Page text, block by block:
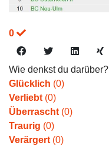
0
Wie denkst du darüber?
Glücklich (0)
Verliebt (0)
Überrascht (0)
Traurig (0)
Verärgert (0)